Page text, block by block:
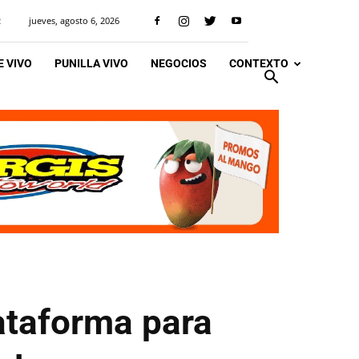
jueves, agosto 6, 2026
VIVO PUNILLA VIVO NEGOCIOS CONTEXTO
para